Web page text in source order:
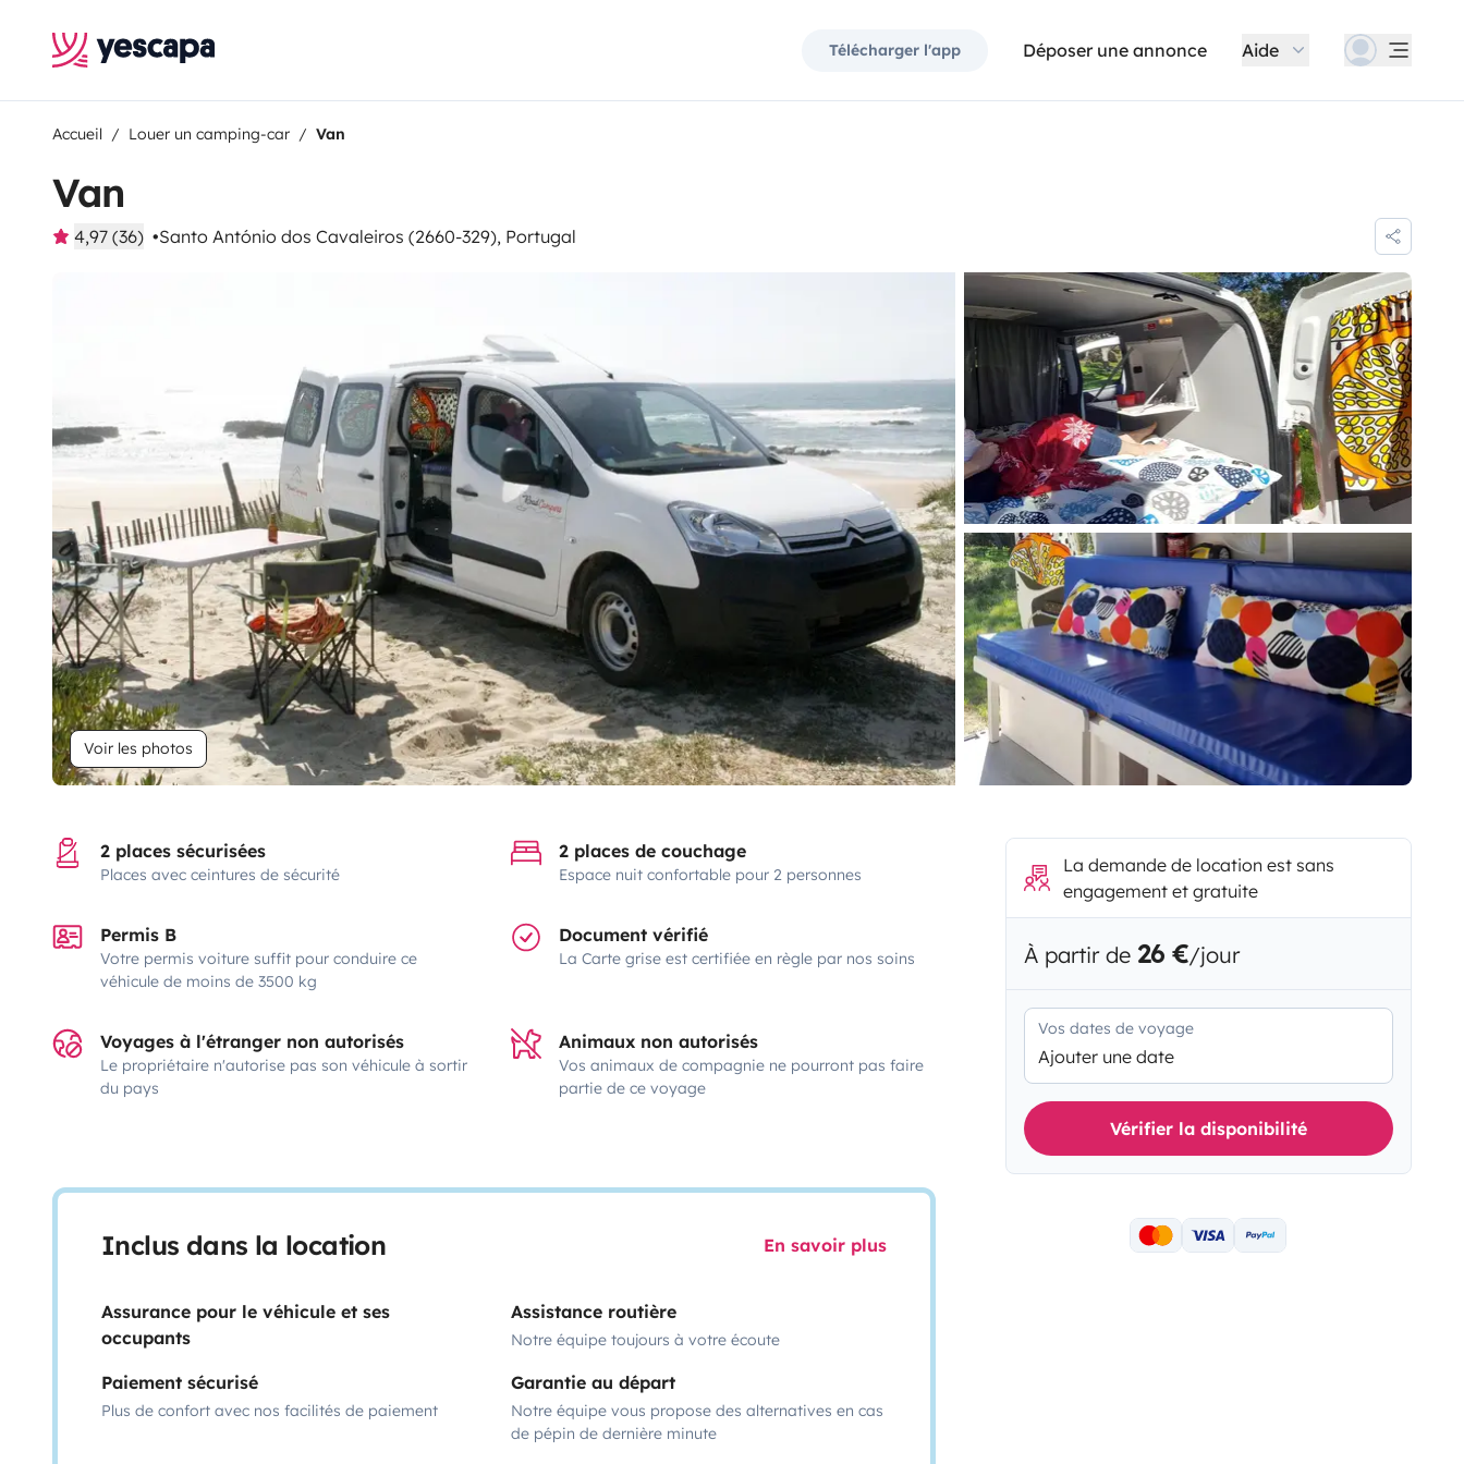
Télécharger l'app Déposer une annonce Aide
Accueil Louer un camping-car Van
Van
4,97 (36) Santo António dos Cavaleiros (2660-329), Portugal
Voir les photos
2 places sécurisées
Places avec ceintures de sécurité
2 places de couchage
Espace nuit confortable pour 2 personnes
Permis B
Votre permis voiture suffit pour conduire ce
véhicule de moins de 3500 kg
Document vérifié
La Carte grise est certifiée en règle par nos soins
Voyages à l'étranger non autorisés
Le propriétaire n'autorise pas son véhicule à sortir
du pays
Animaux non autorisés
Vos animaux de compagnie ne pourront pas faire
partie de ce voyage
Inclus dans la location En savoir plus
Assurance pour le véhicule et ses
occupants
Assistance routière
Notre équipe toujours à votre écoute
Paiement sécurisé
Plus de confort avec nos facilités de paiement
Garantie au départ
Notre équipe vous propose des alternatives en cas
de pépin de dernière minute
La demande de location est sans
engagement et gratuite
À partir de 26 €/jour
Vos dates de voyage
Ajouter une date
Vérifier la disponibilité